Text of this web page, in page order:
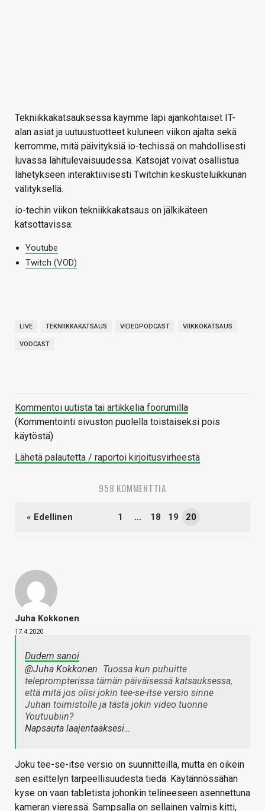
Tekniikkakatsauksessa käymme läpi ajankohtaiset IT-
alan asiat ja uutuustuotteet kuluneen viikon ajalta sekä
kerromme, mitä päivityksiä io-techissä on mahdollisesti
luvassa lähitulevaisuudessa. Katsojat voivat osallistua
lähetykseen interaktiivisesti Twitchin keskusteluikkunan
välityksellä.
io-techin viikon tekniikkakatsaus on jälkikäteen
katsottavissa:
Youtube
Twitch (VOD)
LIVE TEKNIIKKAKATSAUS VIDEOPODCAST VIIKKOKATSAUS
VODCAST
Kommentoi uutista tai artikkelia foorumilla
(Kommentointi sivuston puolella toistaiseksi pois
käytöstä)
Lähetä palautetta / raportoi kirjoitusvirheestä
958 KOMMENTTIA
« Edellinen 1 … 18 19 20
Juha Kokkonen
17.4.2020
Dudem sanoi
@Juha Kokkonen Tuossa kun puhuitte
teleprompterissa tämän päiväisessä katsauksessa,
että mitä jos olisi jokin tee-se-itse versio sinne
Juhan toimistolle ja tästä jokin video tuonne
Youtuubiin?
Napsauta laajentaaksesi…
Joku tee-se-itse versio on suunnitteilla, mutta en oikein
sen esittelyn tarpeellisuudesta tiedä. Käytännössähän
kyse on vaan tabletista johonkin telineeseen asennettuna
kameran vieressä. Sampsalla on sellainen valmis kitti,